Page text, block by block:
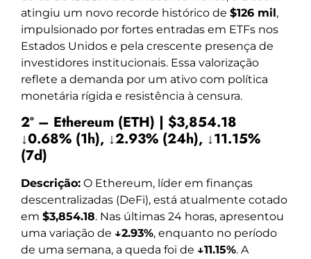
atingiu um novo recorde histórico de $126 mil,
impulsionado por fortes entradas em ETFs nos
Estados Unidos e pela crescente presença de
investidores institucionais. Essa valorização
reflete a demanda por um ativo com política
monetária rígida e resistência à censura.
2º – Ethereum (ETH) | $3,854.18
↓0.68% (1h), ↓2.93% (24h), ↓11.15%
(7d)
Descrição: O Ethereum, líder em finanças
descentralizadas (DeFi), está atualmente cotado
em $3,854.18. Nas últimas 24 horas, apresentou
uma variação de ↓2.93%, enquanto no período
de uma semana, a queda foi de ↓11.15%. A